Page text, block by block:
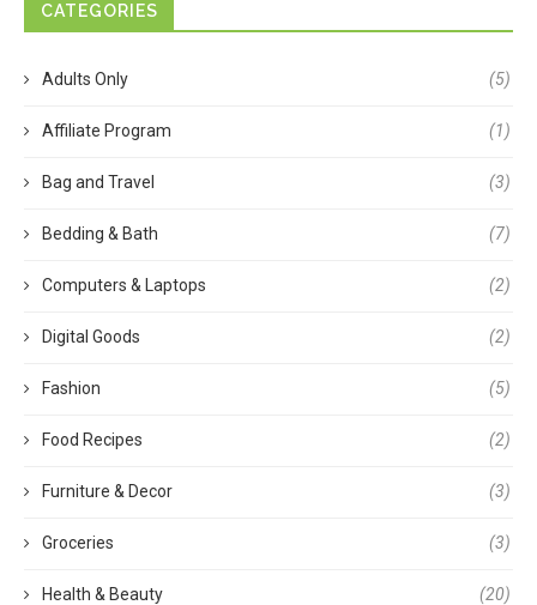
CATEGORIES
Adults Only (5)
Affiliate Program (1)
Bag and Travel (3)
Bedding & Bath (7)
Computers & Laptops (2)
Digital Goods (2)
Fashion (5)
Food Recipes (2)
Furniture & Decor (3)
Groceries (3)
Health & Beauty (20)